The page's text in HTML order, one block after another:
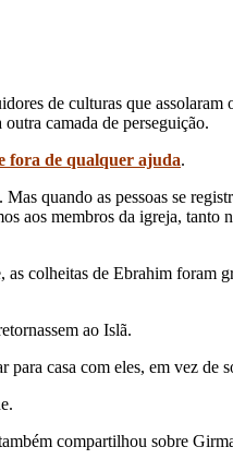
de culturas que assolaram
camada de perseguição.
fora de qualquer ajuda.
quando as pessoas se
aos membros da igreja, tanto
colheitas de Ebrahim foram
ao Islã.
casa com eles, em vez de
compartilhou sobre